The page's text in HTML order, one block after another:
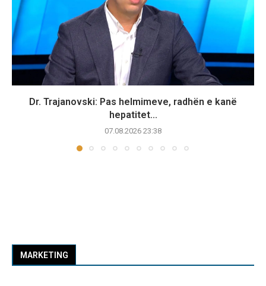
Dr. Trajanovski: Pas helmimeve, radhën e kanë
hepatitet...
07.08.2026 23:38
MARKETING